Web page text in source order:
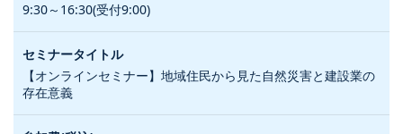
9:30～16:30(受付9:00)
【オンラインセミナー】地域住民から見た自然災害と建設業の
存在意義